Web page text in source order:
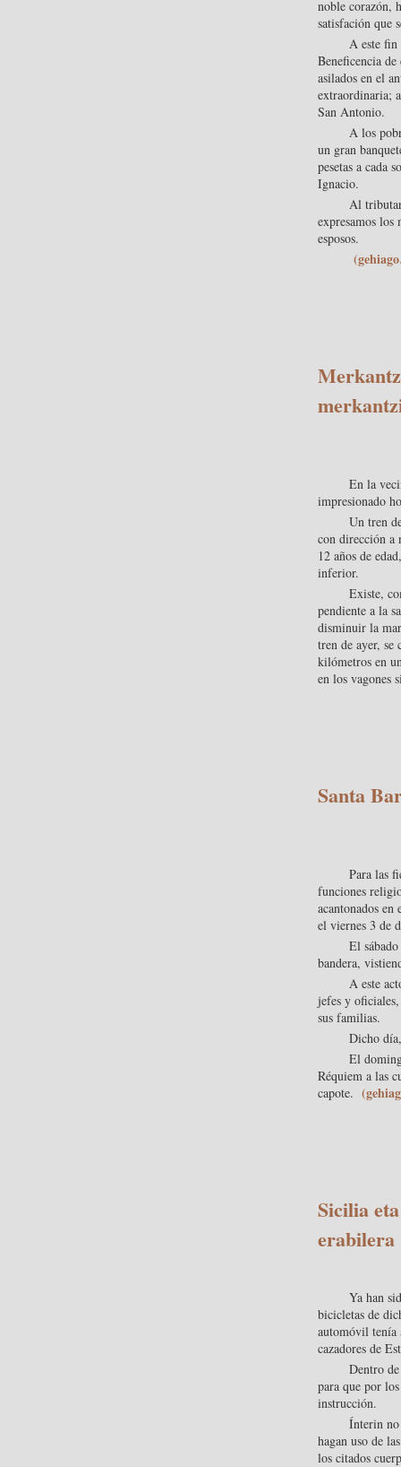
noble corazón,
satisfación que
A este fin
Beneficencia
asilados en el
extraordinaria;
San Antonio.
A los
un gran
pesetas a cada
Ignacio.
Al
expresamos los
esposos.
En la
impresionado
Un tren
con dirección a
12 años de
inferior.
Existe,
pendiente a la
disminuir la
tren de ayer, se
kilómetros en
en los vagones
Santa
Para las
funciones
acantonados
el viernes 3 de
El
bandera,
A este
jefes y
sus familias.
Dicho
El
Réquiem a las
capote.
Sicilia
erabilera
Ya han
bicicletas de
automóvil tenía
cazadores de
Dentro
para que por
instrucción.
Ínterin no
hagan uso de
los citados